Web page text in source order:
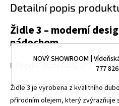
NOVÝ SHOWROOM |
777
Detailní popis
Židle 3 – moderní
nádechem
Přírodní materiály pro váš
Židle 3 je vyrobena z kvalitního
přírodním olejem, který zvýrazňuje